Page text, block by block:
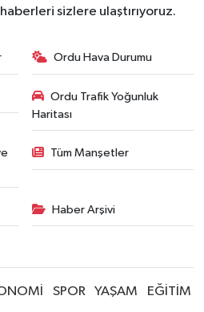
sizlere ulaştırıyoruz.
Ordu Hava Durumu
Ordu Trafik Yoğunluk
Haritası
Tüm Manşetler
Haber Arşivi
SPOR YAŞAM EĞİTİM